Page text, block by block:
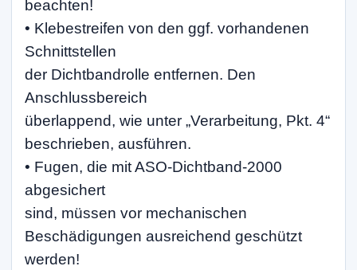
beachten!
• Klebestreifen von den ggf. vorhandenen
Schnittstellen
der Dichtbandrolle entfernen. Den
Anschlussbereich
überlappend, wie unter „Verarbeitung, Pkt. 4“
beschrieben, ausführen.
• Fugen, die mit ASO-Dichtband-2000
abgesichert
sind, müssen vor mechanischen
Beschädigungen ausreichend geschützt
werden!